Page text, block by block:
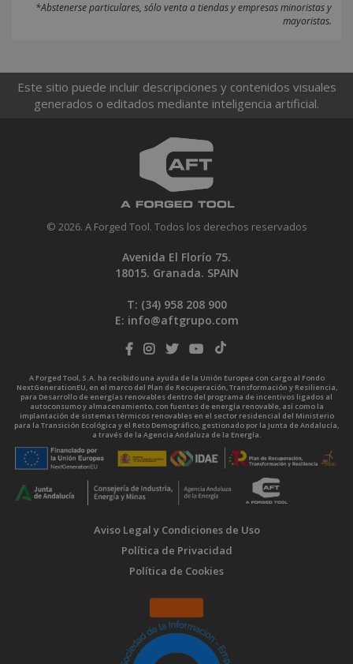
*Abstenerse particulares, sólo venta a tiendas y empresas minoristas y
mayoristas.
Este sitio puede incluir descripciones y contenidos visuales
generados o editados mediante inteligencia artificial.
© 2026. A Forged Tool. Todos los derechos reservados
Avenida El Florío 75.
18015. Granada. SPAIN
T: (34) 958 208 900
E: info@aftgrupo.com
A Forged Tool, S.A. ha recibido una ayuda de la Unión Europea con cargo al Fondo
NextGenerationEU, en el marco del Plan de Recuperación, Transformación y Resiliencia,
para Desarrollo de energías renovables dentro del programa de incentivos ligados al
autoconsumo y almacenamiento, con fuentes de energía renovable, así como la
implantación de sistemas térmicos renovables en el sector residencial del Ministerio
para la Transición Ecológica y el Reto Demográfico, gestionado por la Junta de Andalucía,
a través de la Agencia Andaluza de la Energía.
Aviso Legal y Condiciones de Uso
Política de Privacidad
Política de Cookies